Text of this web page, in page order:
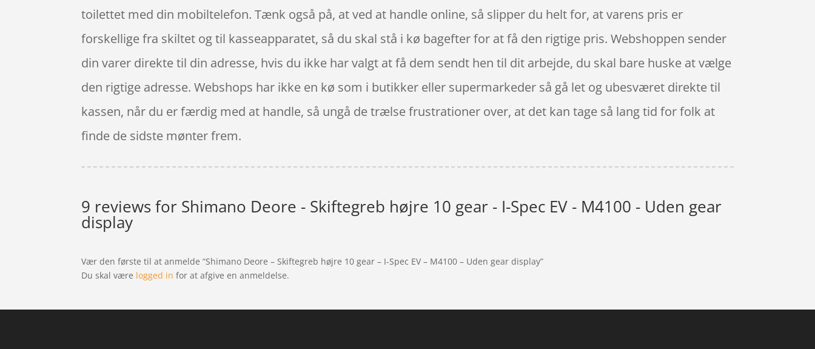
toilettet med din mobiltelefon. Tænk også på, at ved at handle online, så slipper du helt for, at varens pris er
forskellige fra skiltet og til kasseapparatet, så du skal stå i kø bagefter for at få den rigtige pris. Webshoppen sender
din varer direkte til din adresse, hvis du ikke har valgt at få dem sendt hen til dit arbejde, du skal bare huske at vælge
den rigtige adresse. Webshops har ikke en kø som i butikker eller supermarkeder så gå let og ubesværet direkte til
kassen, når du er færdig med at handle, så ungå de trælse frustrationer over, at det kan tage så lang tid for folk at
finde de sidste mønter frem.
9 reviews for Shimano Deore - Skiftegreb højre 10 gear - I-Spec EV - M4100 - Uden gear
display
Vær den første til at anmelde “Shimano Deore – Skiftegreb højre 10 gear – I-Spec EV – M4100 – Uden gear display”
Du skal være logged in for at afgive en anmeldelse.